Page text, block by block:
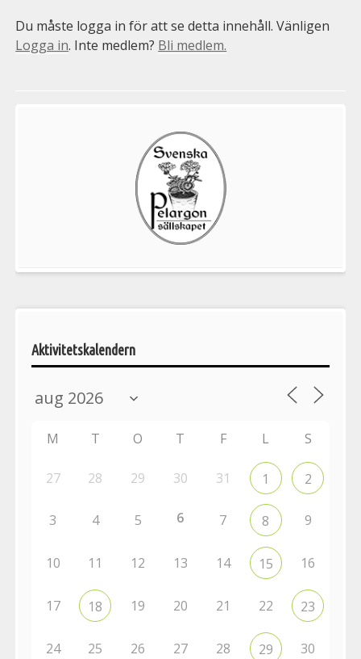
Du måste logga in för att se detta innehåll. Vänligen
Logga in. Inte medlem? Bli medlem.
Pelargonsällskapets
Aktivitetskalendern
M T O T F L S
27 28 29 30 31 1 2
3 4 5 6 7 8 9
10 11 12 13 14 15 16
17 18 19 20 21 22 23
24 25 26 27 28 29 30